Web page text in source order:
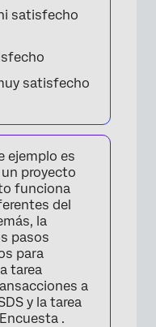
satisfecho
satisfecho
ejemplo es
un proyecto
funciona
del
la
pasos
para
tarea
a
y la tarea
.